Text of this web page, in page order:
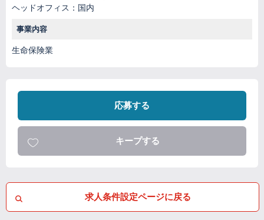
ヘッドオフィス：国内
事業内容
生命保険業
応募する
キープする
求人条件設定ページに戻る